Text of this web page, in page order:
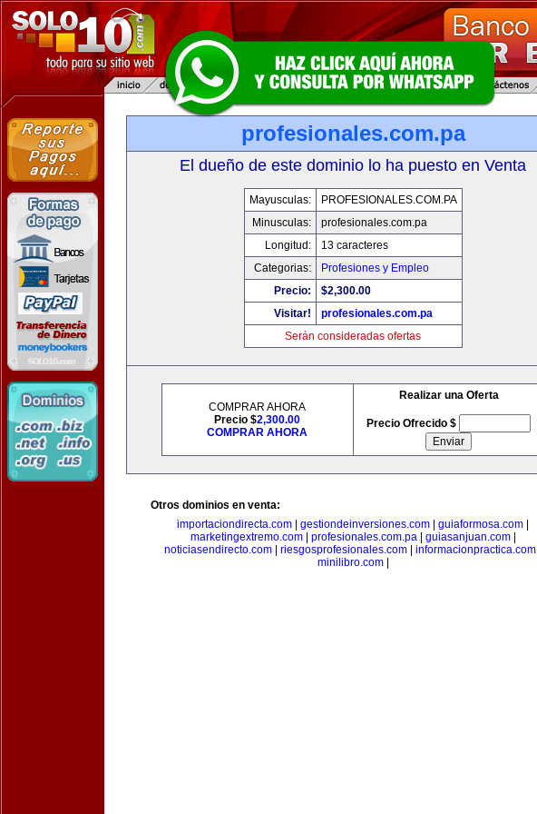
profesionales.com.pa
El dueño de este dominio lo ha puesto en Venta
Mayusculas:
PROFESIONALES.COM.PA
Minusculas:
profesionales.com.pa
Longitud:
13 caracteres
Categorias:
Profesiones y Empleo
Precio:
$2,300.00
Visitar!
profesionales.com.pa
Serán consideradas ofertas
COMPRAR AHORA
Precio $2,300.00
COMPRAR AHORA
Realizar una Oferta
Precio Ofrecido $
Otros dominios en venta:
importaciondirecta.com
gestiondeinversiones.com guiaformosa.com
marketingextremo.com| profesionales.com.pa| guiasanjuan.com|
noticiasendirecto.com
riesgosprofesionales.com informacionpractica.com
minilibro.com|